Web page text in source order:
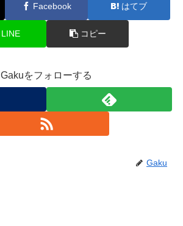
Facebook はてブ
LINE コピー
Gakuをフォローする
Gaku